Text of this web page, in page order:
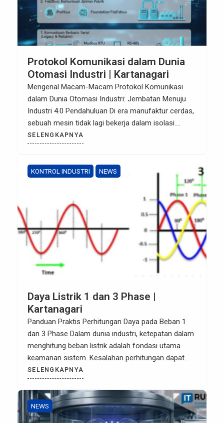
Protokol Komunikasi dalam Dunia
Otomasi Industri | Kartanagari
Mengenal Macam-Macam Protokol Komunikasi
dalam Dunia Otomasi Industri: Jembatan Menuju
Industri 4.0 Pendahuluan Di era manufaktur cerdas,
sebuah mesin tidak lagi bekerja dalam isolasi.
Keberhasilan sistem otomasi sangat bergantung
pada kemampuan antar perangkat—seperti PLC,
sama lain secara real-time. Tanpa bahasa atau
protokol komunikasi yang tepat, efisiensi produksi
SELENGKAPNYA
KONTROL INDUSTRI NEWS
Daya Listrik 1 dan 3 Phase |
Kartanagari
Panduan Praktis Perhitungan Daya pada Beban 1
dan 3 Phase Dalam dunia industri, ketepatan dalam
menghitung beban listrik adalah fondasi utama
keamanan sistem. Kesalahan perhitungan dapat
berakibat fatal, mulai dari overload pada kabel
hingga kerusakan pada komponen panel kontrol.
Sebagai penyedia solusi panel kustom, Kartanagari
merangkum panduan sederhana untuk membantu
Anda menghitung kebutuhan daya listrik […]
SELENGKAPNYA
NEWS